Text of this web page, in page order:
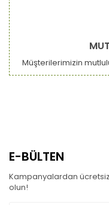
Müşterilerimizin
E-BÜLTEN
Kampanyalardan
olun!